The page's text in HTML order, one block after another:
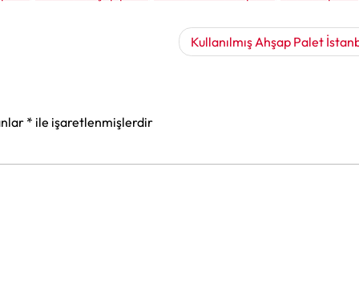
Kullanılmış Ahşap Palet
* ile işaretlenmişlerdir